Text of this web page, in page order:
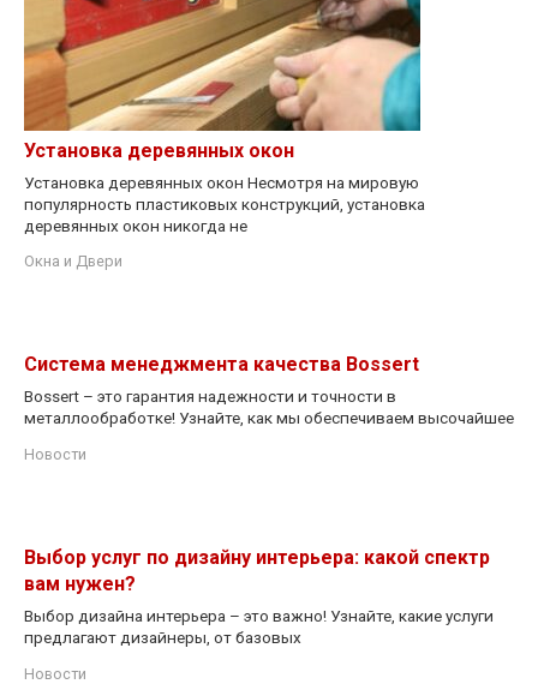
Установка деревянных окон
Установка деревянных окон Несмотря на мировую
популярность пластиковых конструкций, установка
деревянных окон никогда не
Окна и Двери
Система менеджмента качества Bossert
Bossert – это гарантия надежности и точности в
металлообработке! Узнайте, как мы обеспечиваем высочайшее
Новости
Выбор услуг по дизайну интерьера: какой спектр
вам нужен?
Выбор дизайна интерьера – это важно! Узнайте, какие услуги
предлагают дизайнеры, от базовых
Новости